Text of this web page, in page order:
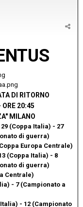
DI RITORNO
ORE 20:45
MILANO
(Coppa Italia) - 27
di guerra)
Europa Centrale)
(Coppa Italia) - 8
di guerra)
Centrale)
- 7 (Campionato a
- 12 (Campionato